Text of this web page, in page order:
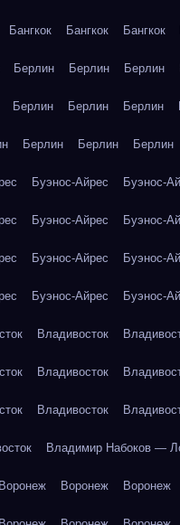
Бангкок Бангкок Бангкок
Берлин Берлин Берлин
Берлин Берлин Берлин
Берлин Берлин Берлин
Буэнос-Айрес Буэнос-
Буэнос-Айрес Буэнос-
Буэнос-Айрес Буэнос-
Буэнос-Айрес Буэнос-
Владивосток
Владивосток
Владивосток
Владимир Набоков —
Воронеж Воронеж Воронеж